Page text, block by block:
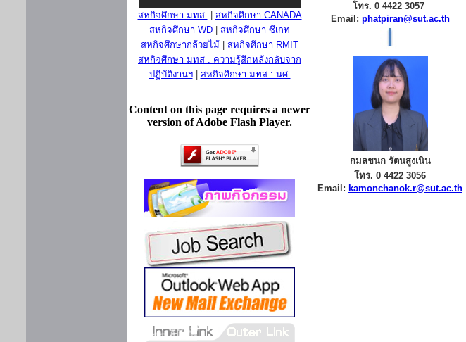
สหกิจศึกษา มทส.
สหกิจศึกษา CANADA
สหกิจศึกษา WD
สหกิจศึกษา ซีเกท
สหกิจศึกษากล้วยไม้
สหกิจศึกษา RMIT
สหกิจศึกษา มทส : ความรู้สึกหลังกลับจาก
ปฏิบัติงานฯ| สหกิจศึกษา มทส : นศ.
Content on this page requires a newer
version of Adobe Flash Player.
โทร. 0 4422 3057
Email: phatpiran@sut.ac.th
กมลชนก รัตนสูงเนิน
โทร. 0 4422 3056
Email: kamonchanok.r@sut.ac.th